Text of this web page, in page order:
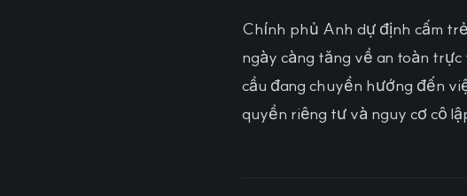
Chính phủ Anh dự định cấm
ngày càng tăng về an toàn
cầu đang chuyển hướng đến
quyền riêng tư và nguy cơ cô